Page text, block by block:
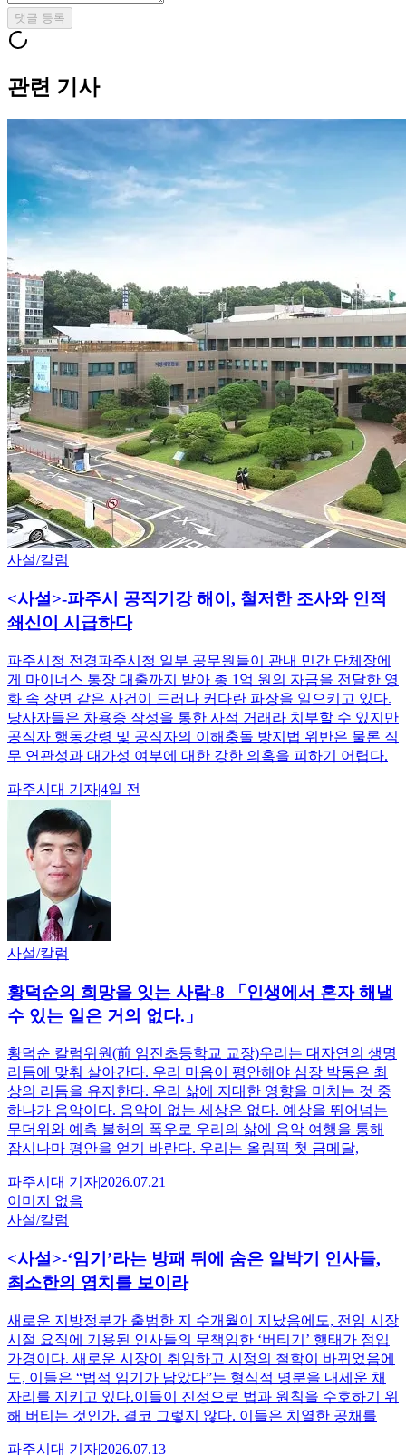
댓글 등록
관련 기사
사설/칼럼
<사설>-파주시 공직기강 해이, 철저한 조사와 인적
쇄신이 시급하다
파주시청 전경파주시청 일부 공무원들이 관내 민간 단체장에
게 마이너스 통장 대출까지 받아 총 1억 원의 자금을 전달한 영
화 속 장면 같은 사건이 드러나 커다란 파장을 일으키고 있다.
당사자들은 차용증 작성을 통한 사적 거래라 치부할 수 있지만
공직자 행동강령 및 공직자의 이해충돌 방지법 위반은 물론 직
무 연관성과 대가성 여부에 대한 강한 의혹을 피하기 어렵다.
파주시대 기자|4일 전
사설/칼럼
황덕순의 희망을 잇는 사람-8 「인생에서 혼자 해낼
수 있는 일은 거의 없다.」
황덕순 칼럼위원(前 임진초등학교 교장)우리는 대자연의 생명
리듬에 맞춰 살아간다. 우리 마음이 평안해야 심장 박동은 최
상의 리듬을 유지한다. 우리 삶에 지대한 영향을 미치는 것 중
하나가 음악이다. 음악이 없는 세상은 없다. 예상을 뛰어넘는
무더위와 예측 불허의 폭우로 우리의 삶에 음악 여행을 통해
잠시나마 평안을 얻기 바란다. 우리는 올림픽 첫 금메달,
파주시대 기자|2026.07.21
이미지 없음
사설/칼럼
<사설>-‘임기’라는 방패 뒤에 숨은 알박기 인사들,
최소한의 염치를 보이라
새로운 지방정부가 출범한 지 수개월이 지났음에도, 전임 시장
시절 요직에 기용된 인사들의 무책임한 ‘버티기’ 행태가 점입
가경이다. 새로운 시장이 취임하고 시정의 철학이 바뀌었음에
도, 이들은 “법적 임기가 남았다”는 형식적 명분을 내세운 채
자리를 지키고 있다.이들이 진정으로 법과 원칙을 수호하기 위
해 버티는 것인가. 결코 그렇지 않다. 이들은 치열한 공채를
파주시대 기자|2026.07.13